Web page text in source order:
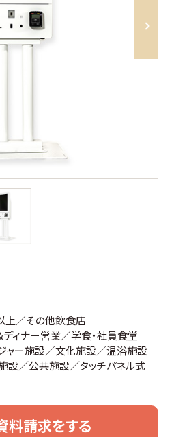
上
その他飲食店
ディナー営業
学食・社員食堂
ャー施設 文化施設
温浴施設
設 公共施設
タッチパネル式
料請求をする